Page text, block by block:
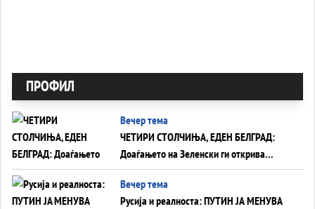
ПРОФИЛ
Вечер тема
ЧЕТИРИ СТОЛЧИЊА, ЕДЕН БЕЛГРАД:
Доаѓањето на Зеленски ги открива
тајните на политиката на балансирање
на Вучиќ
Вечер тема
Русија и реалноста: ПУТИН ЈА МЕНУВА